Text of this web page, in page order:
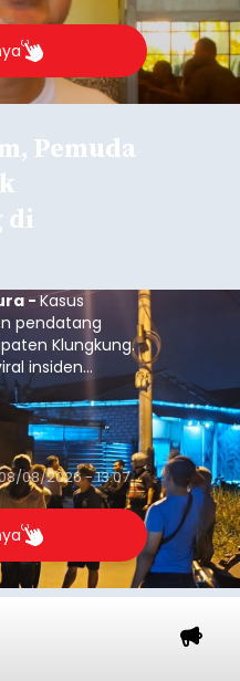
Sabtu (8/8).
Pemuda
di
-Kasus
pendatang
Klungkung.
insiden
peristiwa serupa
asal Kabupaten
Tenggara Timur
08/2026 - 13:07